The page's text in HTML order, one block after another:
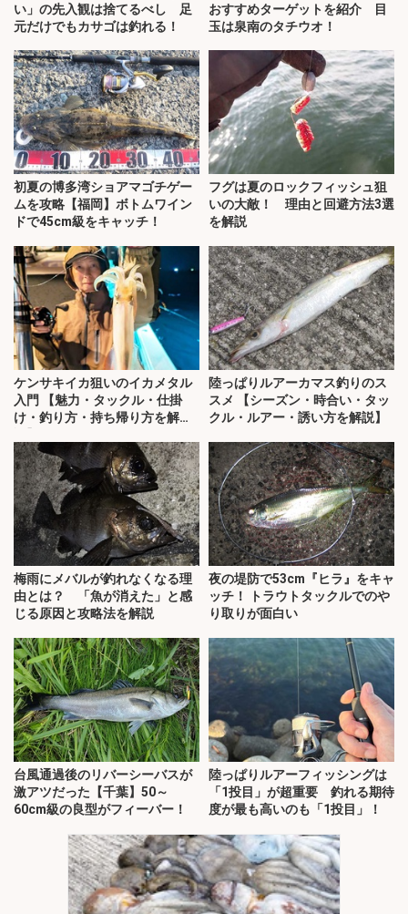
い」の先入観は捨てるべし 足
元だけでもカサゴは釣れる！
おすすめターゲットを紹介 目
玉は泉南のタチウオ！
初夏の博多湾ショアマゴチゲー
ムを攻略【福岡】ボトムワイン
ドで45cm級をキャッチ！
フグは夏のロックフィッシュ狙
いの大敵！ 理由と回避方法3選
を解説
ケンサキイカ狙いのイカメタル
入門 【魅力・タックル・仕掛
け・釣り方・持ち帰り方を解
陸っぱりルアーカマス釣りのス
スメ 【シーズン・時合い・タッ
クル・ルアー・誘い方を解説】
梅雨にメバルが釣れなくなる理
由とは？ 「魚が消えた」と感
じる原因と攻略法を解説
夜の堤防で53cm『ヒラ』をキャ
ッチ！ トラウトタックルでのや
り取りが面白い
台風通過後のリバーシーバスが
激アツだった【千葉】50～
60cm級の良型がフィーバー！
陸っぱりルアーフィッシングは
「1投目」が超重要 釣れる期待
度が最も高いのも「1投目」！